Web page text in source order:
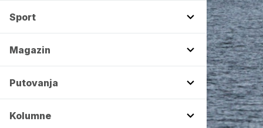
Sport
Magazin
Putovanja
Kolumne